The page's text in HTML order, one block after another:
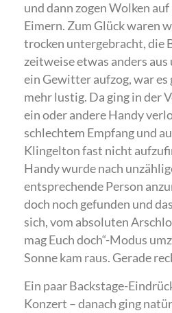
und dann zogen Wolken auf
Eimern. Zum Glück waren
trocken untergebracht, die
zeitweise etwas anders aus
ein Gewitter aufzog, war es
mehr lustig. Da ging in der
ein oder andere Handy
schlechtem Empfang und
Klingelton fast nicht
Handy wurde nach
entsprechende Person
doch noch gefunden und
sich, vom absoluten
mag Euch doch“-Modus
Sonne kam raus. Gerade
Ein paar Backstage-
Konzert – danach ging